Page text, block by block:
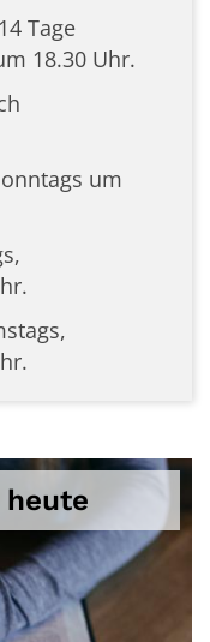
Tage
18.30 Uhr.
um
heute